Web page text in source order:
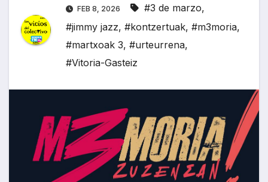
FEB 8, 2026 #3 de marzo,
#jimmy jazz, #kontzertuak, #m3moria,
#martxoak 3, #urteurrena,
#Vitoria-Gasteiz